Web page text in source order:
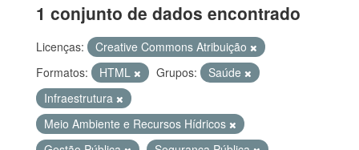
1 conjunto de dados encontrado
Licenças:
Creative Commons Atribuição
Formatos:
HTML Grupos:
Saúde
Infraestrutura
Meio Ambiente e Recursos Hídricos